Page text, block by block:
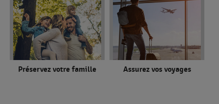
Préservez votre famille Assurez vos voyages